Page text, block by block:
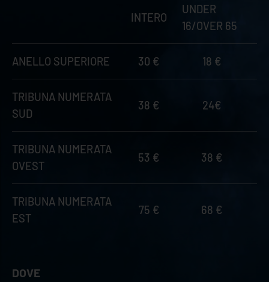
INTERO
UNDER
16/OVER 65
ANELLO SUPERIORE 30 € 18 €
TRIBUNA NUMERATA
SUD
38 € 24€
TRIBUNA NUMERATA
OVEST
53 € 38 €
TRIBUNA NUMERATA
EST
75 € 68 €
DOVE